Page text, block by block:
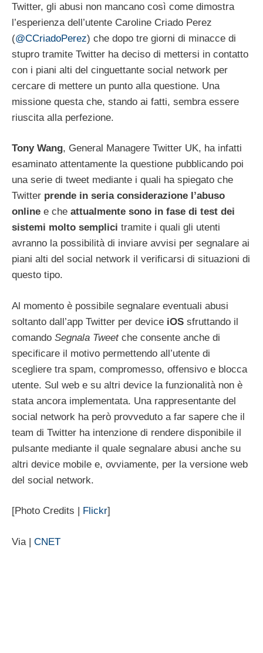
Twitter, gli abusi non mancano così come dimostra
l’esperienza dell’utente Caroline Criado Perez
@CCriadoPerez) che dopo tre giorni di minacce di
stupro tramite Twitter ha deciso di mettersi in contatto
con i piani alti del cinguettante social network per
cercare di mettere un punto alla questione. Una
missione questa che, stando ai fatti, sembra essere
riuscita alla perfezione.
Tony Wang, General Managere Twitter UK, ha infatti
esaminato attentamente la questione pubblicando poi
una serie di tweet mediante i quali ha spiegato che
Twitter prende in seria considerazione l’abuso
online e che attualmente sono in fase di test dei
sistemi molto semplici tramite i quali gli utenti
avranno la possibilità di inviare avvisi per segnalare ai
piani alti del social network il verificarsi di situazioni di
questo tipo.
Al momento è possibile segnalare eventuali abusi
soltanto dall’app Twitter per device iOS sfruttando il
comando Segnala Tweetche consente anche di
specificare il motivo permettendo all’utente di
scegliere tra spam, compromesso, offensivo e blocca
utente. Sul web e su altri device la funzionalità non è
stata ancora implementata. Una rappresentante del
social network ha però provveduto a far sapere che il
team di Twitter ha intenzione di rendere disponibile il
pulsante mediante il quale segnalare abusi anche su
altri device mobile e, ovviamente, per la versione web
del social network.
[Photo Credits | Flickr]
Via | CNET